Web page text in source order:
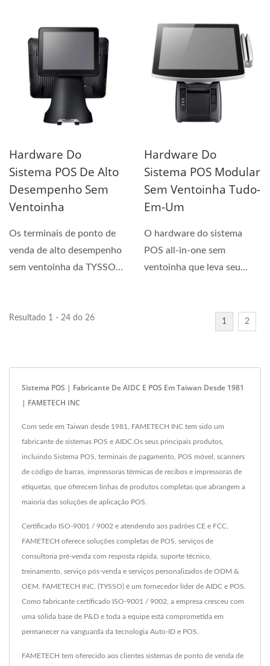
mecanismo...
Hardware Do
Sistema POS De Alto
Desempenho Sem
Ventoinha
Os terminais de ponto de
venda de alto desempenho
sem ventoinha da TYSSO
Hardware Do
Sistema POS Modular
Sem Ventoinha Tudo-
Em-Um
O hardware do sistema
POS all-in-one sem
ventoinha que leva seu
Resultado 1 - 24 do 26 1 2
Sistema POS | Fabricante De AIDC E POS Em Taiwan Desde 1981
| FAMETECH INC
Com sede em Taiwan desde 1981, FAMETECH INC tem sido um
fabricante de sistemas POS e AIDC.Os seus principais produtos,
incluindo Sistema POS, terminais de pagamento, POS móvel, scanners
de código de barras, impressoras térmicas de recibos e impressoras de
etiquetas, que oferecem linhas de produtos completas que abrangem a
maioria das soluções de aplicação POS.
Certificado ISO-9001 / 9002 e atendendo aos padrões CE e FCC,
FAMETECH oferece soluções completas de POS, serviços de
consultoria pré-venda com resposta rápida, suporte técnico,
treinamento, serviço pós-venda e serviços personalizados de ODM &
OEM. FAMETECH INC. (TYSSO) é um fornecedor líder de AIDC e POS.
Como fabricante certificado ISO-9001 / 9002, a empresa cresceu com
uma sólida base de P&D e toda a equipe está comprometida em
permanecer na vanguarda da tecnologia Auto-ID e POS.
FAMETECH tem oferecido aos clientes sistemas de ponto de venda de